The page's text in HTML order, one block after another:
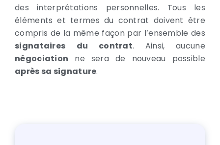
des interprétations personnelles. Tous les
éléments et termes du contrat doivent être
compris de la même façon par l’ensemble des
signataires
du contrat. Ainsi, aucune
négociation ne sera de nouveau possible
après sa signature.